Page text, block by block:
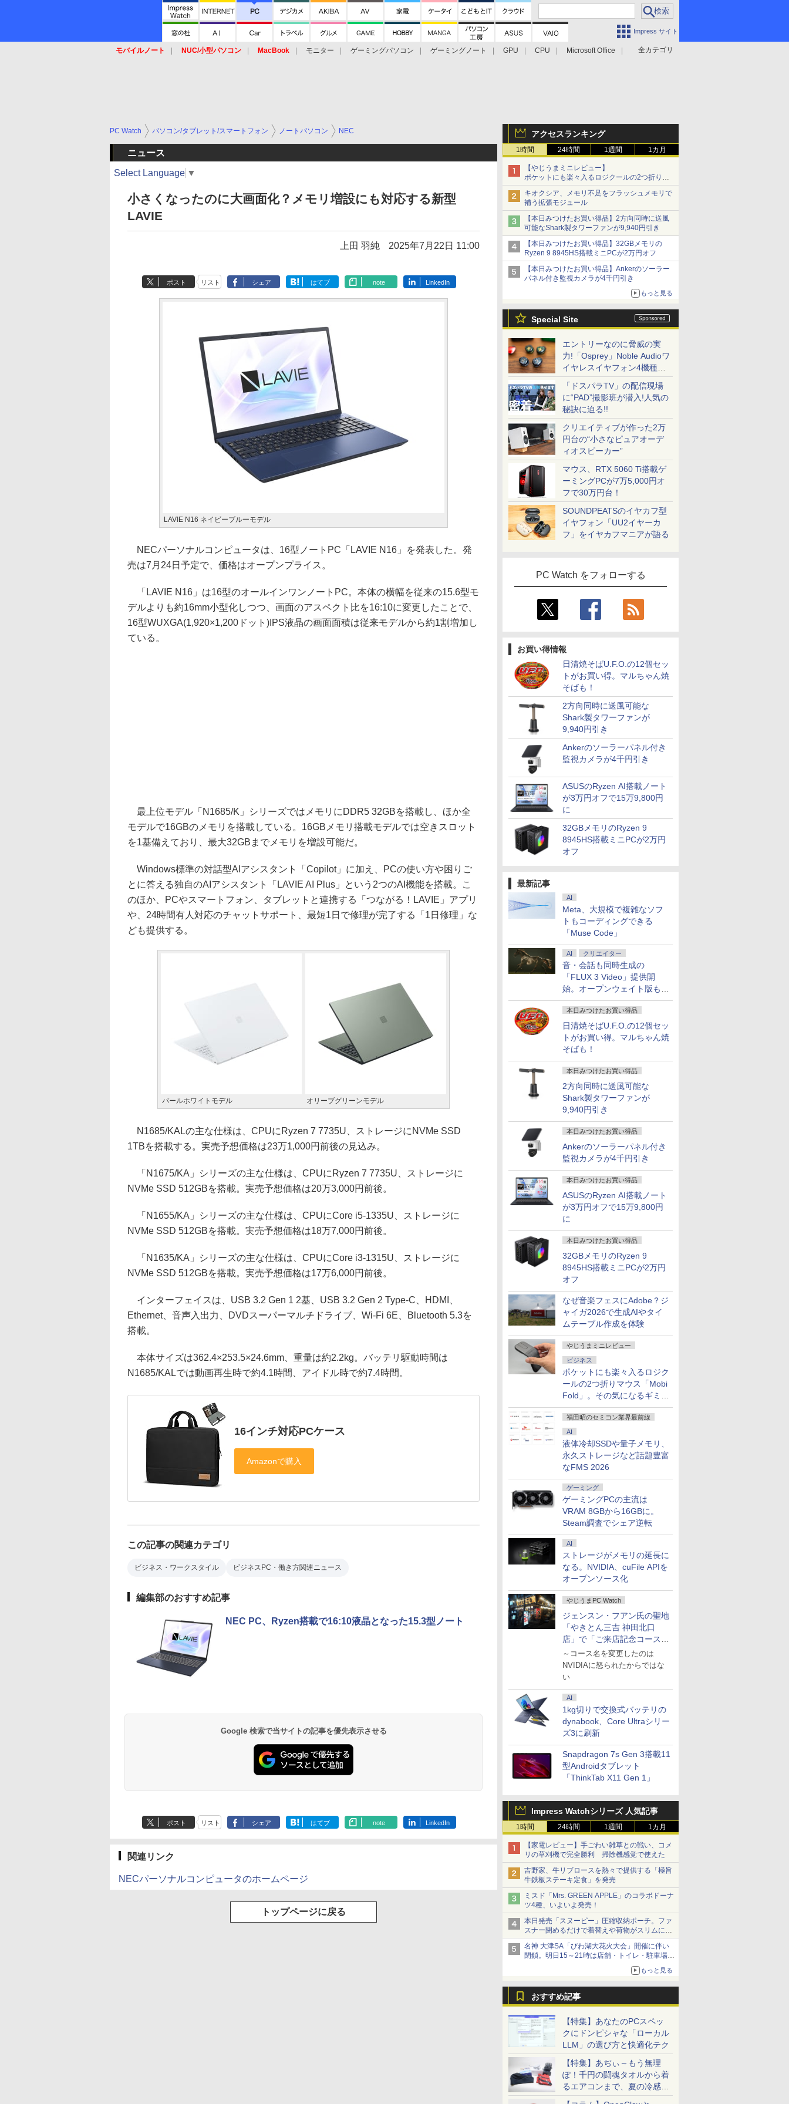
Impress サイト
全カテゴリ
モバイルノート NUC/小型パソコン MacBook モニター ゲーミングパソコン ゲーミングノート GPU CPU
Microsoft Office
アクセスランキング
1時間 24時間 1週間 1カ月
【やじうまミニレビュー】
ポケットにも楽々入るロジクールの2つ折りマ
ウス「Mobi Fold」。その気になるギミックと
は？
キオクシア、メモリ不足をフラッシュメモリで
補う拡張モジュール
【本日みつけたお買い得品】2方向同時に送風
可能なShark製タワーファンが9,940円引き
【本日みつけたお買い得品】32GBメモリの
Ryzen 9 8945HS搭載ミニPCが2万円オフ
【本日みつけたお買い得品】Ankerのソーラー
パネル付き監視カメラが4千円引き
もっと見る
Special Site
エントリーなのに脅威の実
力!「Osprey」Noble Audioワ
イヤレスイヤフォン4機種を
一気に聴く
「ドスパラTV」の配信現場
に“PAD”撮影班が潜入!人気の
秘訣に迫る!!
クリエイティブが作った2万
円台の“小さなピュアオーデ
ィオスピーカー”
マウス、RTX 5060 Ti搭載ゲ
ーミングPCが7万5,000円オ
フで30万円台！
SOUNDPEATSのイヤカフ型
イヤフォン「UU2イヤーカ
フ」をイヤカフマニアが語る
PC Watch をフォローする
お買い得情報
日清焼そばU.F.O.の12個セッ
トがお買い得。マルちゃん焼
そばも！
2方向同時に送風可能な
Shark製タワーファンが
9,940円引き
Ankerのソーラーパネル付き
監視カメラが4千円引き
ASUSのRyzen AI搭載ノート
が3万円オフで15万9,800円
に
32GBメモリのRyzen 9
8945HS搭載ミニPCが2万円
オフ
最新記事
AI
Meta、大規模で複雑なソフ
トもコーディングできる
「Muse Code」
AI クリエイター
音・会話も同時生成の
「FLUX 3 Video」提供開
始。オープンウェイト版も計
画
本日みつけたお買い得品
日清焼そばU.F.O.の12個セッ
トがお買い得。マルちゃん焼
そばも！
本日みつけたお買い得品
2方向同時に送風可能な
Shark製タワーファンが
9,940円引き
本日みつけたお買い得品
Ankerのソーラーパネル付き
監視カメラが4千円引き
本日みつけたお買い得品
ASUSのRyzen AI搭載ノート
が3万円オフで15万9,800円
に
本日みつけたお買い得品
32GBメモリのRyzen 9
8945HS搭載ミニPCが2万円
オフ
なぜ音楽フェスにAdobe？ジ
ャイガ2026で生成AIやタイ
ムテーブル作成を体験
やじうまミニレビュー
ビジネス
ポケットにも楽々入るロジク
ールの2つ折りマウス「Mobi
Fold」。その気になるギミッ
クとは？
福田昭のセミコン業界最前線
AI
液体冷却SSDや量子メモリ、
永久ストレージなど話題豊富
なFMS 2026
ゲーミング
ゲーミングPCの主流は
VRAM 8GBから16GBに。
Steam調査でシェア逆転
AI
ストレージがメモリの延長に
なる。NVIDIA、cuFile APIを
オープンソース化
やじうまPC Watch
ジェンスン・フアン氏の聖地
「やきとん三吉 神田北口
店」で「ご来店記念コース」
を娘と堪能
～コース名を変更したのは
NVIDIAに怒られたからではな
い
AI
1kg切りで交換式バッテリの
dynabook、Core Ultraシリー
ズ3に刷新
Snapdragon 7s Gen 3搭載11
型Androidタブレット
「ThinkTab X11 Gen 1」
Impress Watchシリーズ 人気記事
1時間 24時間 1週間 1カ月
【家電レビュー】手ごわい雑草との戦い、コメ
リの草刈機で完全勝利 掃除機感覚で使えた
吉野家、牛リブロースを熱々で提供する「極旨
牛鉄板ステーキ定食」を発売
ミスド「Mrs. GREEN APPLE」のコラボドーナ
ツ4種、いよいよ発売！
本日発売「スヌーピー」圧縮収納ポーチ。ファ
スナー閉めるだけで着替えや荷物がスリムにま
とまる
名神 大津SA「びわ湖大花火大会」開催に伴い
閉鎖。明日15～21時は店舗・トイレ・駐車場の
もっと見る
おすすめ記事
【特集】あなたのPCスペッ
クにドンピシャな「ローカル
LLM」の選び方と快適化テク
【特集】あぢぃ～もう無理
ぽ！千円の闘魂タオルから着
るエアコンまで、夏の冷感グ
ッズ一挙紹介
PC Watch パソコン/タブレット/スマートフォン ノートパソコン NEC
ニュース
Select Language ▼
小さくなったのに大画面化？メモリ増設にも対応する新型
LAVIE
上田 羽純 2025年7月22日 11:00
ポスト リスト シェア はてブ note LinkedIn
LAVIE N16 ネイビーブルーモデル
NECパーソナルコンピュータは、16型ノートPC「LAVIE N16」を発表した。発
売は7月24日予定で、価格はオープンプライス。
「LAVIE N16」は16型のオールインワンノートPC。本体の横幅を従来の15.6型モ
デルよりも約16mm小型化しつつ、画面のアスペクト比を16:10に変更したことで、
16型WUXGA(1,920×1,200ドット)IPS液晶の画面面積は従来モデルから約1割増加し
ている。
最上位モデル「N1685/K」シリーズではメモリにDDR5 32GBを搭載し、ほか全
モデルで16GBのメモリを搭載している。16GBメモリ搭載モデルでは空きスロット
を1基備えており、最大32GBまでメモリを増設可能だ。
Windows標準の対話型AIアシスタント「Copilot」に加え、PCの使い方や困りご
とに答える独自のAIアシスタント「LAVIE AI Plus」という2つのAI機能を搭載。こ
のほか、PCやスマートフォン、タブレットと連携する「つながる！LAVIE」アプリ
や、24時間有人対応のチャットサポート、最短1日で修理が完了する「1日修理」な
ども提供する。
パールホワイトモデル オリーブグリーンモデル
N1685/KALの主な仕様は、CPUにRyzen 7 7735U、ストレージにNVMe SSD
1TBを搭載する。実売予想価格は23万1,000円前後の見込み。
「N1675/KA」シリーズの主な仕様は、CPUにRyzen 7 7735U、ストレージに
NVMe SSD 512GBを搭載。実売予想価格は20万3,000円前後。
「N1655/KA」シリーズの主な仕様は、CPUにCore i5-1335U、ストレージに
NVMe SSD 512GBを搭載。実売予想価格は18万7,000円前後。
「N1635/KA」シリーズの主な仕様は、CPUにCore i3-1315U、ストレージに
NVMe SSD 512GBを搭載。実売予想価格は17万6,000円前後。
インターフェイスは、USB 3.2 Gen 1 2基、USB 3.2 Gen 2 Type-C、HDMI、
Ethernet、音声入出力、DVDスーパーマルチドライブ、Wi-Fi 6E、Bluetooth 5.3を
搭載。
本体サイズは362.4×253.5×24.6mm、重量は約2.2kg。バッテリ駆動時間は
N1685/KALでは動画再生時で約4.1時間、アイドル時で約7.4時間。
16インチ対応PCケース
この記事の関連カテゴリ
ビジネス・ワークスタイル ビジネスPC・働き方関連ニュース
編集部のおすすめ記事
NEC PC、Ryzen搭載で16:10液晶となった15.3型ノート
Google 検索で当サイトの記事を優先表示させる
ポスト リスト シェア はてブ note LinkedIn
関連リンク
NECパーソナルコンピュータのホームページ
トップページに戻る